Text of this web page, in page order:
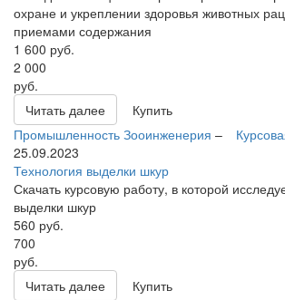
охране и укреплении здоровья животных
приемами содержания
1 600 руб.
2 000
руб.
Читать далее
Купить
Промышленность Зооинженерия –
25.09.2023
Технология выделки шкур
Скачать курсовую работу, в которой
выделки шкур
560 руб.
700
руб.
Читать далее
Купить